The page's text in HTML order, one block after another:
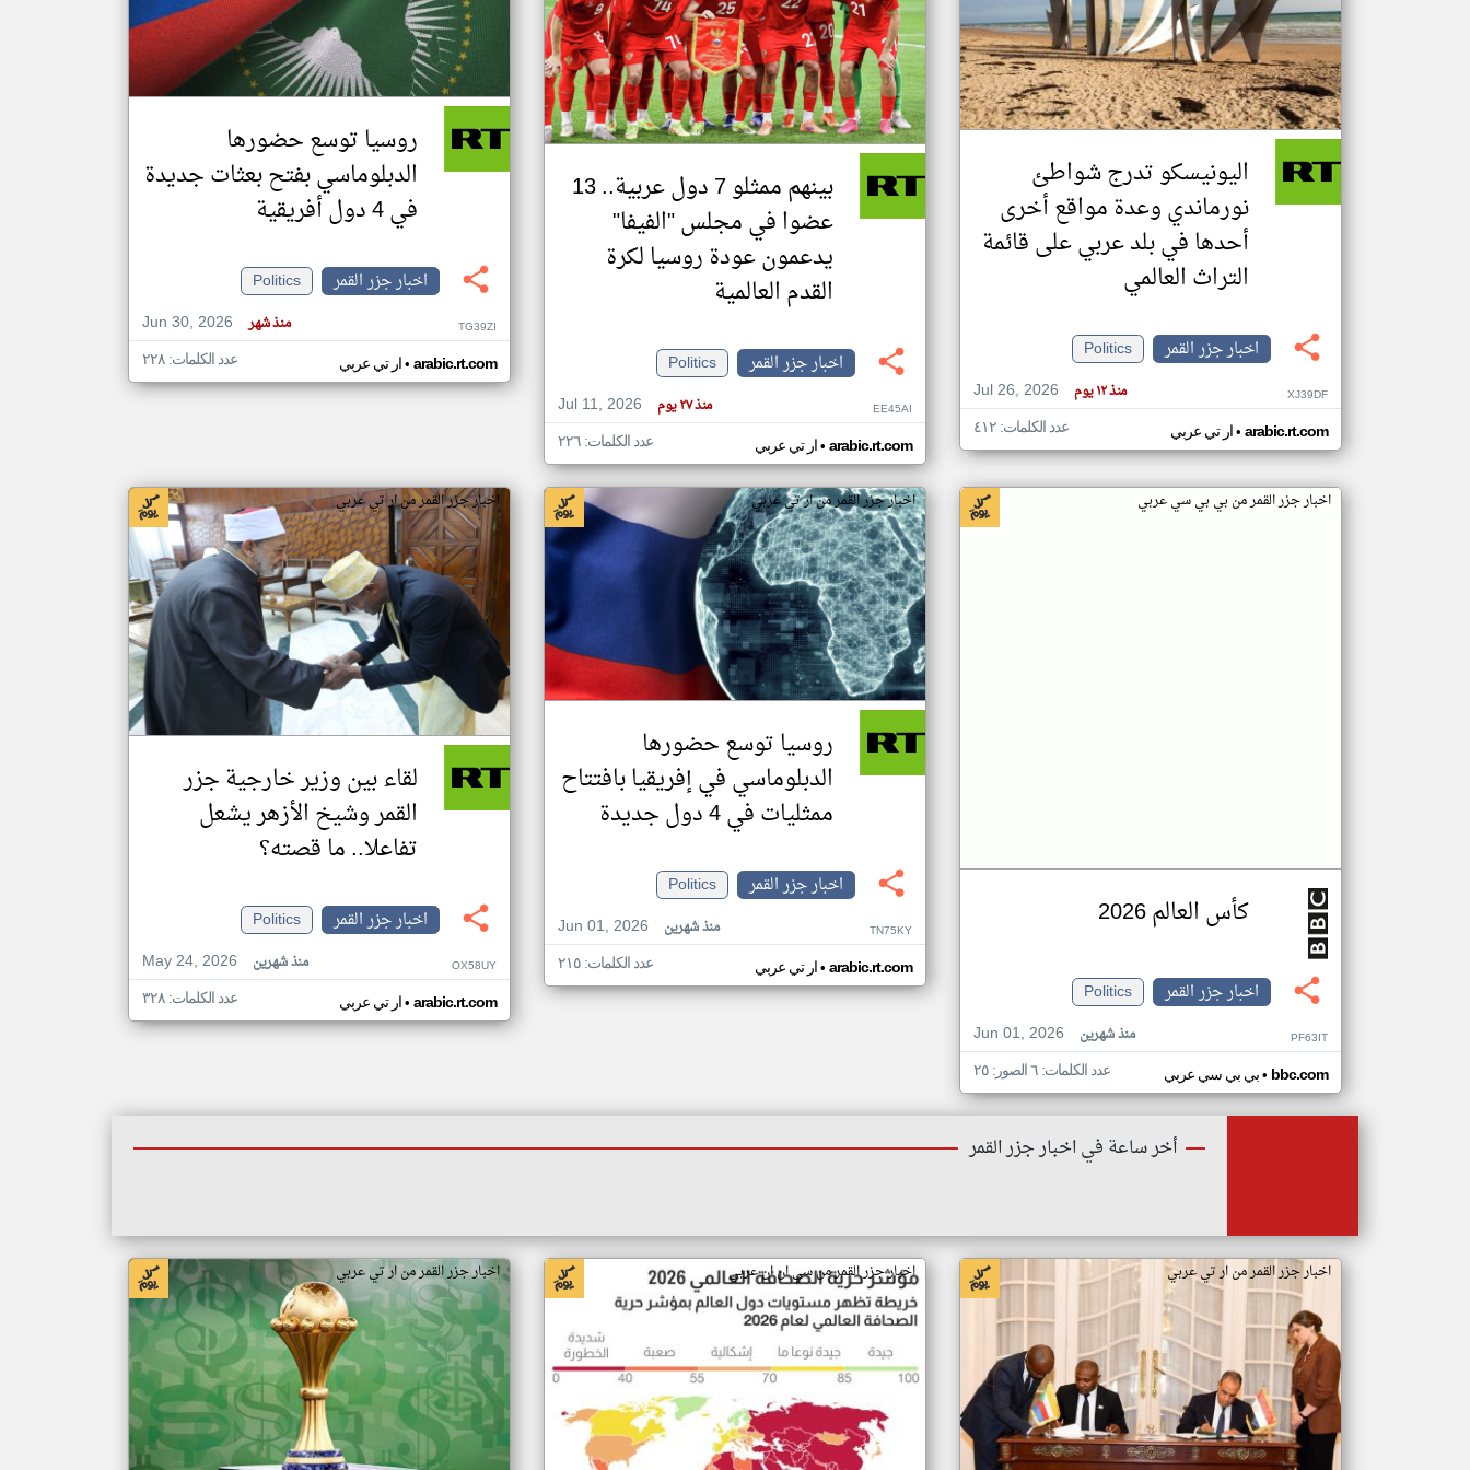
تغيير الدولة
اخبار جزر القمر على مدار الساعة
أهم اخبار جزر القمر العاجلة والمباشرة
اليونيسكو تدرج شواطئ
نورماندي وعدة مواقع أخرى
أحدها في بلد عربي على قائمة
التراث العالمي
اخبار جزر القمر
Politics
Jul 26, 2026
منذ ١٢ يوم XJ39DF
ار تي عربي• arabic.rt.com عدد الكلمات: ٤١٢
بينهم ممثلو 7 دول عربية.. 13
عضوا في مجلس "الفيفا"
يدعمون عودة روسيا لكرة
القدم العالمية
اخبار جزر القمر
Politics
Jul 11, 2026
منذ ٢٧ يوم EE45AI
ار تي عربي• arabic.rt.com عدد الكلمات: ٢٢٦
روسيا توسع حضورها
الدبلوماسي بفتح بعثات جديدة
في 4 دول أفريقية
اخبار جزر القمر
Politics
Jun 30, 2026
منذ شهر TG39ZI
ار تي عربي• arabic.rt.com عدد الكلمات: ٢٢٨
اخبار جزر القمر من بي بي سي عربي
كأس العالم 2026
اخبار جزر القمر
Politics
Jun 01, 2026
منذ شهرين PF63IT
بي بي سي عربي• bbc.com عدد الكلمات: ٦ الصور: ٢٥
اخبار جزر القمر من ار تي عربي
روسيا توسع حضورها
الدبلوماسي في إفريقيا بافتتاح
ممثليات في 4 دول جديدة
اخبار جزر القمر
Politics
Jun 01, 2026
منذ شهرين TN75KY
ار تي عربي• arabic.rt.com عدد الكلمات: ٢١٥
اخبار جزر القمر من ار تي عربي
لقاء بين وزير خارجية جزر
القمر وشيخ الأزهر يشعل
تفاعلا.. ما قصته؟
اخبار جزر القمر
Politics
May 24, 2026
منذ شهرين OX58UY
ار تي عربي• arabic.rt.com عدد الكلمات: ٣٢٨
أخر ساعة في اخبار جزر القمر
اخبار جزر القمر من ار تي عربي اخبار جزر القمر من سي ان ان عربي اخبار جزر القمر من ار تي عربي
klyoum.com